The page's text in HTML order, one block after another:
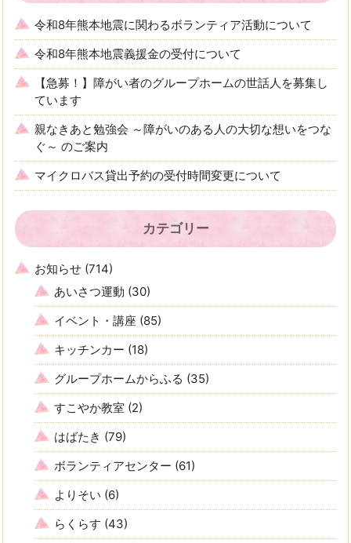
令和8年熊本地震に関わるボランティア活動について
令和8年熊本地震義援金の受付について
【急募！】障がい者のグループホームの世話人を募集し
ています
親なきあと勉強会 ～障がいのある人の大切な想いをつな
ぐ～ のご案内
マイクロバス貸出予約の受付時間変更について
カテゴリー
お知らせ (714)
あいさつ運動 (30)
イベント・講座 (85)
キッチンカー (18)
グループホームからふる (35)
すこやか教室 (2)
はばたき (79)
ボランティアセンター (61)
よりそい (6)
らくらす (43)